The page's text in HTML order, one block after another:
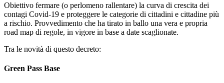
Obiettivo fermare (o perlomeno rallentare) la curva di crescita dei
contagi Covid-19 e proteggere le categorie di cittadini e cittadine più
a rischio. Provvedimento che ha tirato in ballo una vera e propria
road map di regole, in vigore in base a date scaglionate.
Tra le novità di questo decreto:
Green Pass Base